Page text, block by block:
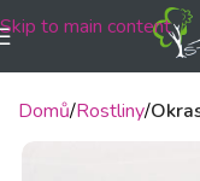
Skip to main content
Domů Rostliny